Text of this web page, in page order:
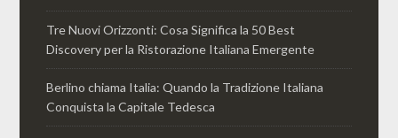
Tre Nuovi Orizzonti: Cosa Significa la 50 Best
Discovery per la Ristorazione Italiana Emergente
Berlino chiama Italia: Quando la Tradizione Italiana
Conquista la Capitale Tedesca